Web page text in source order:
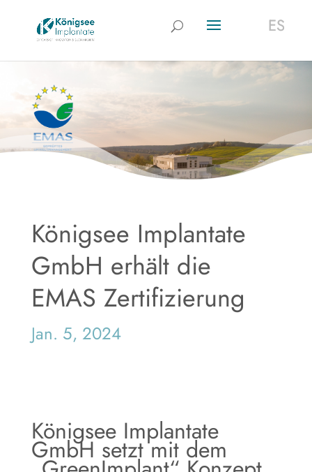
ES
ES
Königsee Implantate
GmbH erhält die
EMAS Zertifizierung
Jan. 5, 2024
Königsee Implantate
GmbH setzt mit dem